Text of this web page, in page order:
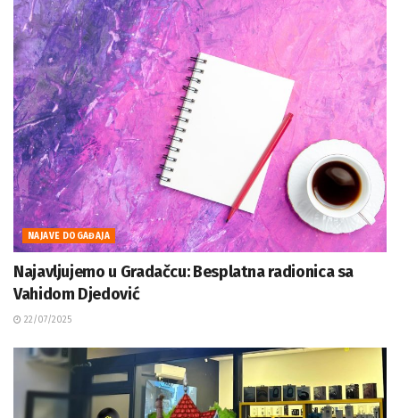
NAJAVE DOGAĐAJA
Najavljujemo u Gradačcu: Besplatna radionica sa
Vahidom Djedović
22/07/2025